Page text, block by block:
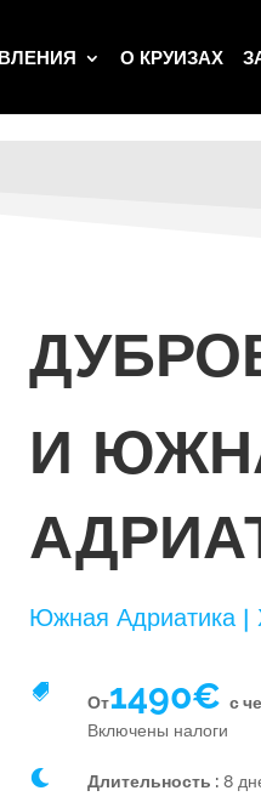
О КРУИЗАХ
И
Южная Адриатика |

От1490€ с
Включены налоги
 Длительность :8